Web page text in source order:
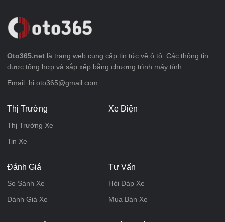
Oto365.net là trang web cung cấp tin tức về ô tô. Các thông tin
được tổng hợp và sắp xếp bằng chương trình máy tính
Email: hi.oto365@gmail.com
Thị Trường
Thị Trường Xe
Tin Xe
Xe Điện
Đánh Giá
So Sánh Xe
Đánh Giá Xe
Tư Vấn
Hỏi Đáp Xe
Mua Bán Xe